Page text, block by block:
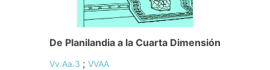
De Planilandia a la Cuarta Dimensión
Vv.Aa.3 ; VVAA